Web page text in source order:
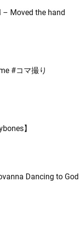
– Moved the hand
#コマ撮り
】
Dancing to God